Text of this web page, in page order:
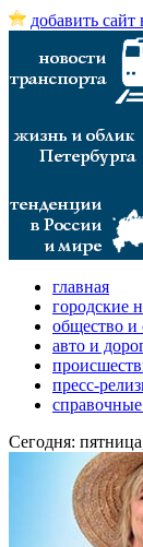
добавить сайт
главная
городские
общество и
авто и
пресс-
Сегодня: